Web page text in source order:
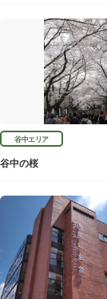
谷中エリア
谷中の桜